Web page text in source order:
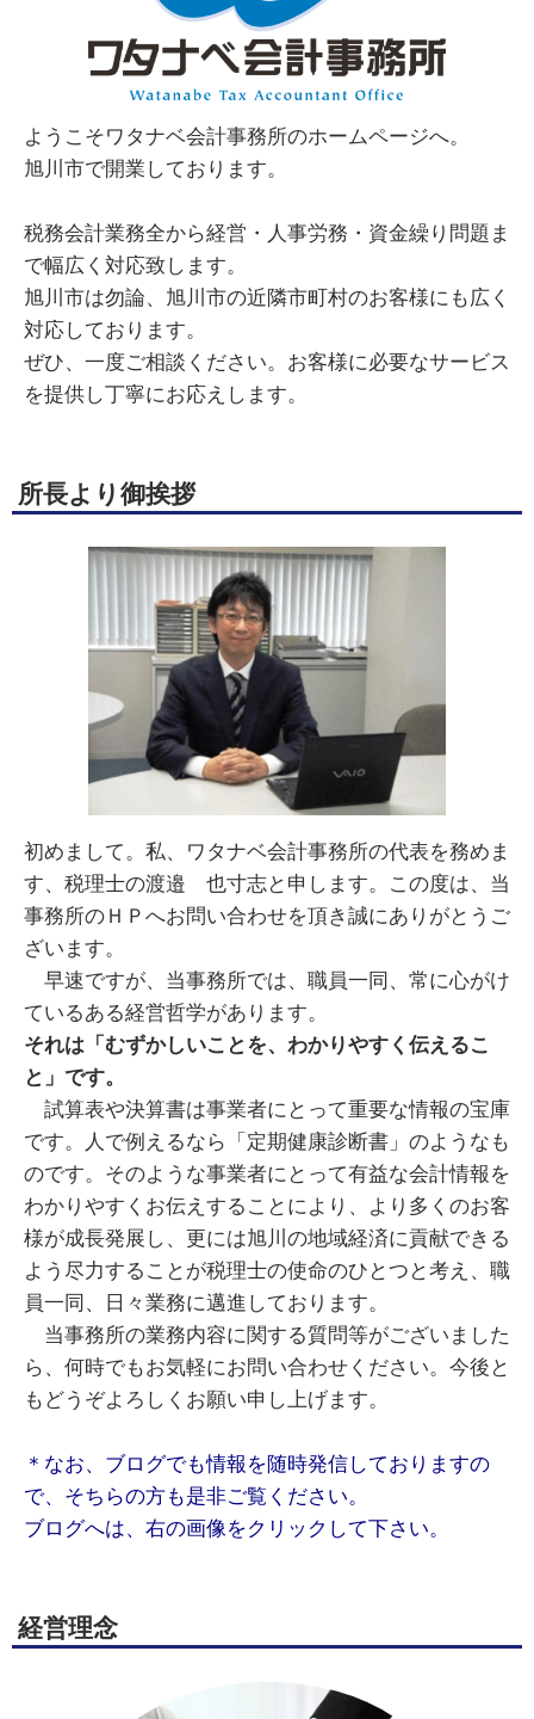
ようこそワタナベ会計事務所のホームページへ。
旭川市で開業しております。
税務会計業務全から経営・人事労務・資金繰り問題ま
で幅広く対応致します。
旭川市は勿論、旭川市の近隣市町村のお客様にも広く
対応しております。
ぜひ、一度ご相談ください。お客様に必要なサービス
を提供し丁寧にお応えします。
所長より御挨拶
初めまして。私、ワタナベ会計事務所の代表を務めま
す、税理士の渡邉 也寸志と申します。この度は、当
事務所のＨＰへお問い合わせを頂き誠にありがとうご
ざいます。
早速ですが、当事務所では、職員一同、常に心がけ
ているある経営哲学があります。
それは「むずかしいことを、わかりやすく伝えるこ
と」です。
試算表や決算書は事業者にとって重要な情報の宝庫
です。人で例えるなら「定期健康診断書」のようなも
のです。そのような事業者にとって有益な会計情報を
わかりやすくお伝えすることにより、より多くのお客
様が成長発展し、更には旭川の地域経済に貢献できる
よう尽力することが税理士の使命のひとつと考え、職
員一同、日々業務に邁進しております。
当事務所の業務内容に関する質問等がございました
ら、何時でもお気軽にお問い合わせください。今後と
もどうぞよろしくお願い申し上げます。
＊なお、ブログでも情報を随時発信しておりますの
で、そちらの方も是非ご覧ください。
ブログへは、右の画像をクリックして下さい。
経営理念